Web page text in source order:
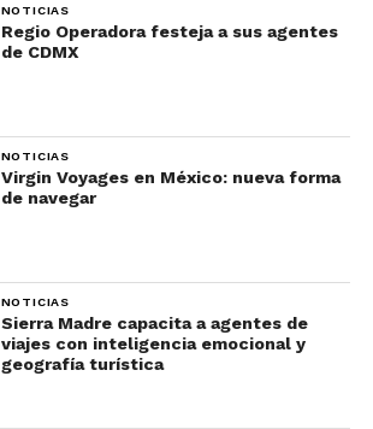
NOTICIAS
Regio Operadora festeja a sus agentes
de CDMX
NOTICIAS
Virgin Voyages en México: nueva forma
de navegar
NOTICIAS
Sierra Madre capacita a agentes de
viajes con inteligencia emocional y
geografía turística